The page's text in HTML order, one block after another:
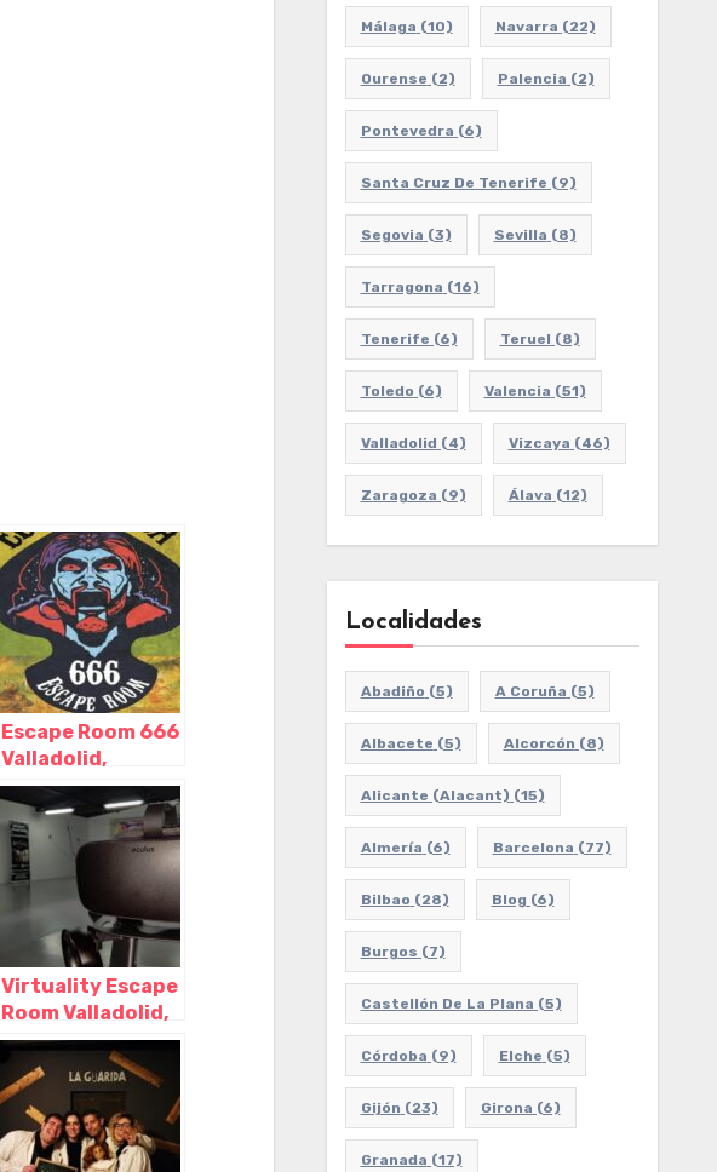
Escape Room 666
Valladolid,
Valladolid –
Castilla y León
Virtuality Escape
Room Valladolid,
Valladolid –
Castilla y León
Málaga (10) Navarra (22)
Ourense (2) Palencia (2)
Pontevedra (6)
Santa Cruz De Tenerife (9)
Segovia (3) Sevilla (8)
Tarragona (16)
Tenerife (6) Teruel (8)
Toledo (6) Valencia (51)
Valladolid (4) Vizcaya (46)
Zaragoza (9) Álava (12)
Localidades
Abadiño (5) A Coruña (5)
Albacete (5) Alcorcón (8)
Alicante (Alacant) (15)
Almería (6) Barcelona (77)
Bilbao (28) Blog (6)
Burgos (7)
Castellón De La Plana (5)
Córdoba (9) Elche (5)
Gijón (23) Girona (6)
Granada (17)